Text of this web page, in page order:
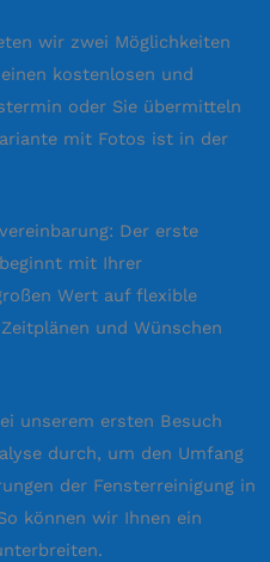
wir zwei Möglichkeiten
kostenlosen und
oder Sie übermitteln
mit Fotos ist in der
Der erste
mit Ihrer
Wert auf flexible
und Wünschen
unserem ersten Besuch
durch, um den Umfang
der Fensterreinigung in
können wir Ihnen ein